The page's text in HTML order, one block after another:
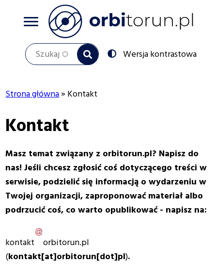
Szukaj
Przełącz
na:
Wersja kontrastowa
nawigacyjna
Strona główna Kontakt
Kontakt
Masz temat związany z orbitorun.pl? Napisz do
nas! Jeśli chcesz zgłosić coś dotyczącego treści w
serwisie, podzielić się informacją o wydarzeniu w
Twojej organizacji, zaproponować materiał albo
podrzucić coś, co warto opublikować - napisz na:
kontakt orbitorun.pl
(kontakt[at]orbitorun[dot]pl).